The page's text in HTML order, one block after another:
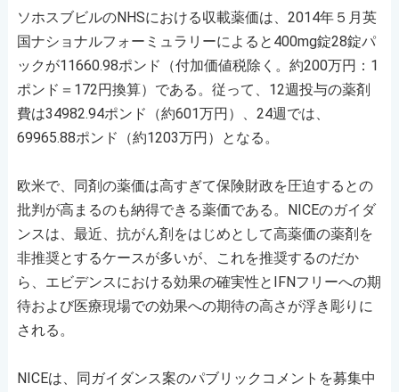
ソホスブビルのNHSにおける収載薬価は、2014年５月英
国ナショナルフォーミュラリーによると400mg錠28錠パ
ックが11660.98ポンド（付加価値税除く。約200万円：1
ポンド＝172円換算）である。従って、12週投与の薬剤
費は34982.94ポンド（約601万円）、24週では、
69965.88ポンド（約1203万円）となる。
欧米で、同剤の薬価は高すぎて保険財政を圧迫するとの
批判が高まるのも納得できる薬価である。NICEのガイダ
ンスは、最近、抗がん剤をはじめとして高薬価の薬剤を
非推奨とするケースが多いが、これを推奨するのだか
ら、エビデンスにおける効果の確実性とIFNフリーへの期
待および医療現場での効果への期待の高さが浮き彫りに
される。
NICEは、同ガイダンス案のパブリックコメントを募集中